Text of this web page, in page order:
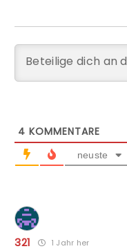
4 KOMMENTARE
neuste
321 1 Jahr her